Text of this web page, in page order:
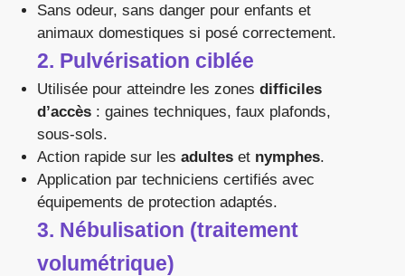
Sans odeur, sans danger pour enfants et
animaux domestiques si posé correctement.
2. Pulvérisation ciblée
Utilisée pour atteindre les zones difficiles
d’accès : gaines techniques, faux plafonds,
sous-sols.
Action rapide sur les adultes et nymphes.
Application par techniciens certifiés avec
équipements de protection adaptés.
3. Nébulisation (traitement
volumétrique)